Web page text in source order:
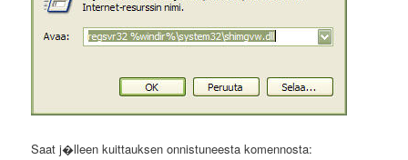
Saat j�lleen kuittauksen onnistuneesta komennosta: